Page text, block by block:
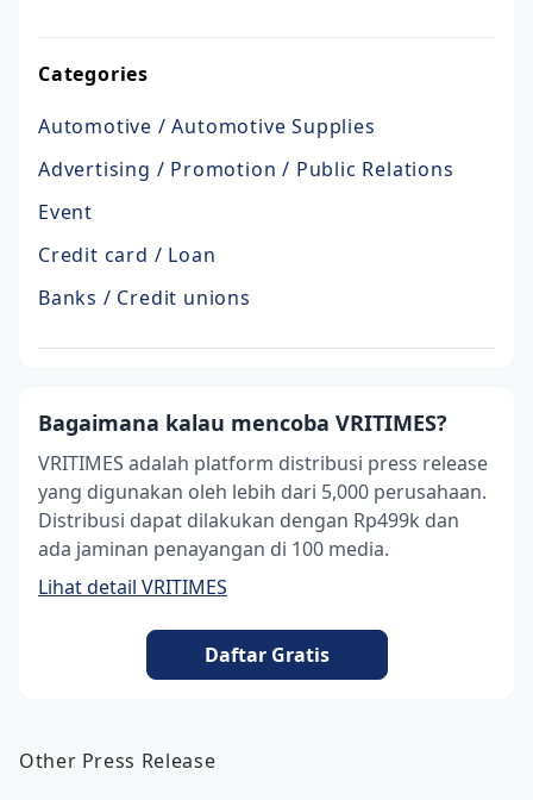
Categories
Automotive / Automotive Supplies
Advertising / Promotion / Public Relations
Event
Credit card / Loan
Banks / Credit unions
Bagaimana kalau mencoba VRITIMES?
VRITIMES adalah platform distribusi press release
yang digunakan oleh lebih dari 5,000 perusahaan.
Distribusi dapat dilakukan dengan Rp499k dan
ada jaminan penayangan di 100 media.
Lihat detail VRITIMES
Daftar Gratis
Other Press Release